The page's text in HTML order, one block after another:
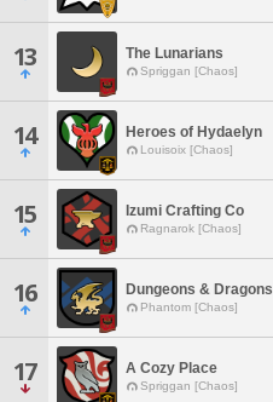
13 The Lunarians
Spriggan [Chaos]
14 Heroes of Hydaelyn
Louisoix [Chaos]
15 Izumi Crafting Co
Ragnarok [Chaos]
16 Dungeons & Dragons
Phantom [Chaos]
17 A Cozy Place
Spriggan [Chaos]